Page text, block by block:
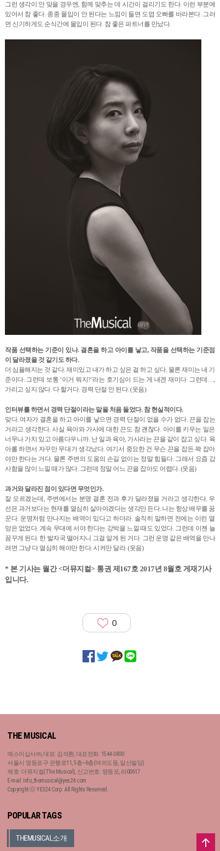
그런 생각이 안 맞을 경우엔, 함께 맞추는 데 시간이 걸리기도 한다. 이런 부분에
있어서 참 좋다. 종종 몰입이 안 된다는 느낌이 들면 도엽 오빠를 바라본다. 그러
면 신기하게도 순식간에 몰입이 된다. 참 좋은 파트너를 만났다.
작품 선택하는 기준이 있나. 결혼을 하고 아이를 낳고, 작품을 선택하는 기준점
이 달라졌을 것 같기도 하다.
더 심플해지는 것 같다. 재미있고 내가 하고 싶은 걸 하고 싶다. 물론 재미는 내 기
준이다. 그런데 보통 ‘이거 뭐지?’라는 호기심이 드는 게 내겐 재미다. 그런데…,
가리고 싶지 않다. 다 할거다. 경력 단절 안 된다. (웃음)
인터뷰를 하면서 경력 단절이라는 말을 처음 들었다. 참 현실적이다.
맞다. 여자가 결혼을 하고 아이를 낳으면 경력 단절이 없을 수가 없다. 끈을 잡는
거라고 생각한다. 사실 육아와 가사에 대한 끈도 참 괜찮다. 아이를 키우는 일은
너무나 가치 있고 아름다우니까. 난 일과 육아, 가사라는 끈을 같이 잡고 싶다. 육
아를 하면서 자꾸만 무대가 생각났다. 여기서 중요한 건 무슨 끈을 잡든 꽉 잡아
야만 한다는 거다. 물론 주변의 도움의 손길 없이는 정말 힘들다. 그래서 요즘 감
사함을 많이 느낄 때가 많다. 그런데 정말 어느 끈을 잡아도 어렵다. (웃음)
과거와 달라진 점이 있다면 무엇인가.
잘 모르겠는데, 주변에서는 분명 결혼 전과 후가 달라졌을 거라고 생각한다. 우
선은 과거보다는 현재를 열심히 살아야겠다는 생각만 든다. 나는 항상 배우를 꿈
꾼다. 운명처럼 만나지는 배역이 있다고 하더라. 솔직히 말하면 전에는 이런 열
망은 없었다. 계속 무대에 서야 한다는 강박을 느낄 때도 있었다. 그런데 이젠 늘
꿈꾸게 된다. 한 발자국 떨어지니 그걸 알게 된 거다. 그런 운명 같은 배역을 만나
려면 그냥 다 열심히 해야만 한다. 시켜만 달라. (웃음)
* 본 기사는 월간 <더뮤지컬> 통권 제167호 2017년 8월호 게재기사
입니다.
0
THE MUSICAL
예스이십사㈜, 대표: 김석환, 대표전화: 1544-3800
서울시 영등포구 은행로11, 5층~6층(여의도동, 일신빌딩)
제호: 더뮤지컬(The Musical), 신고번호: 영등포, 라00617
E-mail: info_themusical@yes24.com
Copyright ⓒ YES24 Corp. All Rights Reserved.
POPULAR TAGS
THEMUSICAL소개